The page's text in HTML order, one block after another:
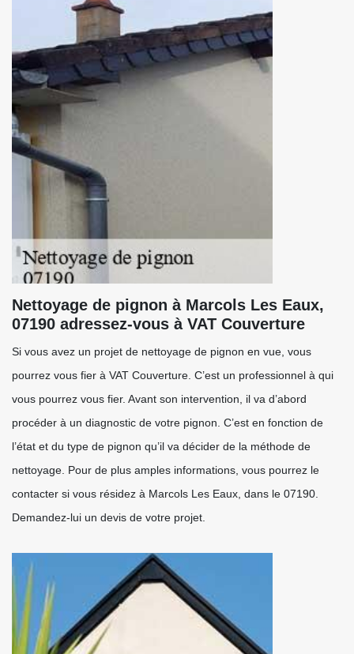
Nettoyage de pignon à Marcols Les Eaux,
07190 adressez-vous à VAT Couverture
Si vous avez un projet de nettoyage de pignon en vue, vous
pourrez vous fier à VAT Couverture. C’est un professionnel à qui
vous pourrez vous fier. Avant son intervention, il va d’abord
procéder à un diagnostic de votre pignon. C’est en fonction de
l’état et du type de pignon qu’il va décider de la méthode de
nettoyage. Pour de plus amples informations, vous pourrez le
contacter si vous résidez à Marcols Les Eaux, dans le 07190.
Demandez-lui un devis de votre projet.